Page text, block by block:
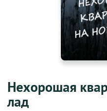
Нехорошая
лад